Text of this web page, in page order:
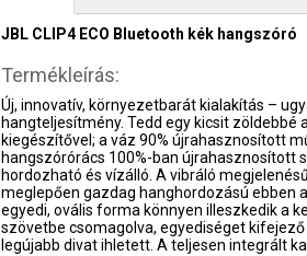
JBL CLIP4 ECO Bluetooth kék hangszóró
Termékleírás:
Új, innovatív, környezetbarát kialakítás –
hangteljesítmény. Tedd egy kicsit zöldebbé
kiegészítővel; a váz 90% újrahasznosított
hangszórórács 100%-ban újrahasznosított
hordozható és vízálló. A vibráló megjelenésű
meglepően gazdag hanghordozású ebben
egyedi, ovális forma könnyen illeszkedik a
szövetbe csomagolva, egyediséget
legújabb divat ihletett. A teljesen integrált